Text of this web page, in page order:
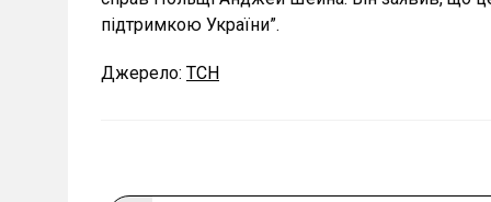
підтримкою України”.
Джерело: ТСН